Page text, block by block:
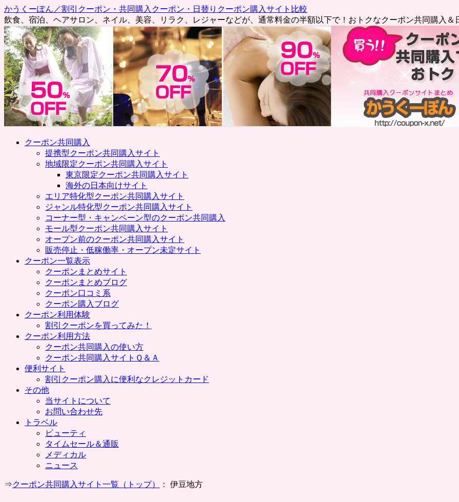
かうくーぽん／割引クーポン・共同購入クーポン・日替りクーポン購入サイト比較
飲食、宿泊、ヘアサロン、ネイル、美容、リラク、レジャーなどが、通常料金の半額以下で！おトクなクーポン共同購入
クーポン共同購入
提携型クーポン共同購入サイト
地域限定クーポン共同購入サイト
東京限定クーポン共同購入サイト
海外の日本向けサイト
エリア特化型クーポン共同購入サイト
ジャンル特化型クーポン共同購入サイト
コーナー型・キャンペーン型のクーポン共同購入
モール型クーポン共同購入サイト
オープン前のクーポン共同購入サイト
販売停止・低稼働率・オープン未定サイト
クーポン一覧表示
クーポンまとめサイト
クーポンまとめブログ
クーポン口コミ系
クーポン購入ブログ
クーポン利用体験
割引クーポンを買ってみた！
クーポン利用方法
クーポン共同購入の使い方
クーポン共同購入サイトＱ＆Ａ
便利サイト
割引クーポン購入に便利なクレジットカード
その他
当サイトについて
お問い合わせ先
トラベル
ビューティ
タイムセール＆通販
メディカル
ニュース
⇒クーポン共同購入サイト一覧（トップ） ： 伊豆地方